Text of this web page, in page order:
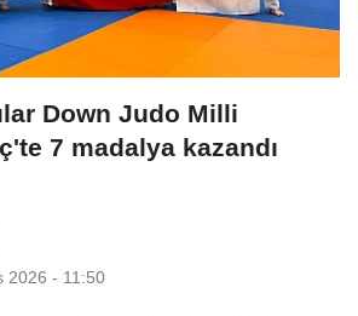
Down Judo Milli
7 madalya kazandı
2026 - 11:50